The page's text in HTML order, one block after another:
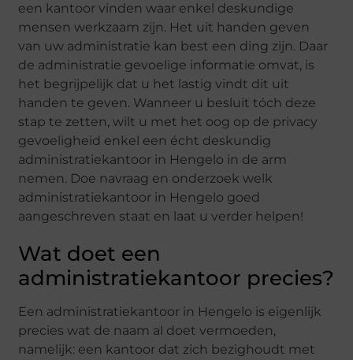
een kantoor vinden waar enkel deskundige
mensen werkzaam zijn. Het uit handen geven
van uw administratie kan best een ding zijn. Daar
de administratie gevoelige informatie omvat, is
het begrijpelijk dat u het lastig vindt dit uit
handen te geven. Wanneer u besluit tóch deze
stap te zetten, wilt u met het oog op de privacy
gevoeligheid enkel een écht deskundig
administratiekantoor in Hengelo in de arm
nemen. Doe navraag en onderzoek welk
administratiekantoor in Hengelo goed
aangeschreven staat en laat u verder helpen!
Wat doet een
administratiekantoor precies?
Een administratiekantoor in Hengelo is eigenlijk
precies wat de naam al doet vermoeden,
namelijk: een kantoor dat zich bezighoudt met